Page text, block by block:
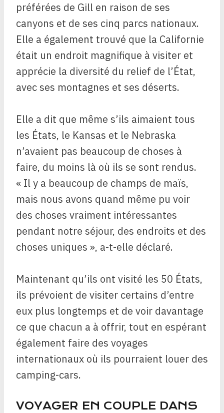
préférées de Gill en raison de ses
canyons et de ses cinq parcs nationaux.
Elle a également trouvé que la Californie
était un endroit magnifique à visiter et
apprécie la diversité du relief de l’État,
avec ses montagnes et ses déserts.
Elle a dit que même s’ils aimaient tous
les États, le Kansas et le Nebraska
n’avaient pas beaucoup de choses à
faire, du moins là où ils se sont rendus.
« Il y a beaucoup de champs de maïs,
mais nous avons quand même pu voir
des choses vraiment intéressantes
pendant notre séjour, des endroits et des
choses uniques », a-t-elle déclaré.
Maintenant qu’ils ont visité les 50 États,
ils prévoient de visiter certains d’entre
eux plus longtemps et de voir davantage
ce que chacun a à offrir, tout en espérant
également faire des voyages
internationaux où ils pourraient louer des
camping-cars.
VOYAGER EN COUPLE DANS